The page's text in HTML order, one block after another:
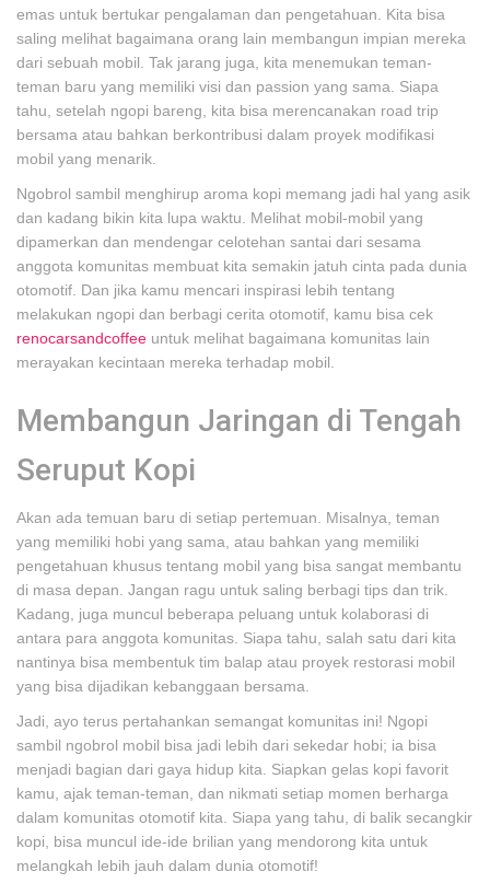
emas untuk bertukar pengalaman dan pengetahuan. Kita bisa
saling melihat bagaimana orang lain membangun impian mereka
dari sebuah mobil. Tak jarang juga, kita menemukan teman-
teman baru yang memiliki visi dan passion yang sama. Siapa
tahu, setelah ngopi bareng, kita bisa merencanakan road trip
bersama atau bahkan berkontribusi dalam proyek modifikasi
mobil yang menarik.
Ngobrol sambil menghirup aroma kopi memang jadi hal yang asik
dan kadang bikin kita lupa waktu. Melihat mobil-mobil yang
dipamerkan dan mendengar celotehan santai dari sesama
anggota komunitas membuat kita semakin jatuh cinta pada dunia
otomotif. Dan jika kamu mencari inspirasi lebih tentang
melakukan ngopi dan berbagi cerita otomotif, kamu bisa cek
renocarsandcoffee untuk melihat bagaimana komunitas lain
merayakan kecintaan mereka terhadap mobil.
Membangun Jaringan di Tengah
Seruput Kopi
Akan ada temuan baru di setiap pertemuan. Misalnya, teman
yang memiliki hobi yang sama, atau bahkan yang memiliki
pengetahuan khusus tentang mobil yang bisa sangat membantu
di masa depan. Jangan ragu untuk saling berbagi tips dan trik.
Kadang, juga muncul beberapa peluang untuk kolaborasi di
antara para anggota komunitas. Siapa tahu, salah satu dari kita
nantinya bisa membentuk tim balap atau proyek restorasi mobil
yang bisa dijadikan kebanggaan bersama.
Jadi, ayo terus pertahankan semangat komunitas ini! Ngopi
sambil ngobrol mobil bisa jadi lebih dari sekedar hobi; ia bisa
menjadi bagian dari gaya hidup kita. Siapkan gelas kopi favorit
kamu, ajak teman-teman, dan nikmati setiap momen berharga
dalam komunitas otomotif kita. Siapa yang tahu, di balik secangkir
kopi, bisa muncul ide-ide brilian yang mendorong kita untuk
melangkah lebih jauh dalam dunia otomotif!